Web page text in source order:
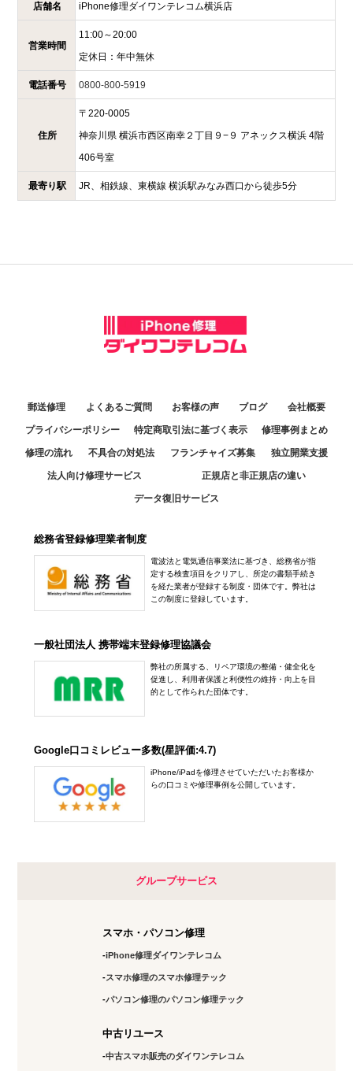
店舗名 iPhone修理ダイワンテレコム横浜店
営業時間
11:00～20:00
定休日： 年中無休
電話番号 0800-800-5919
住所
〒 220-0005
神奈川県 横浜市西区南幸２丁目９−９ アネックス横浜 4階
406号室
最寄り駅 JR、相鉄線、東横線 横浜駅みなみ西口から徒歩5分
郵送修理 よくあるご質問 お客様の声 ブログ 会社概要
プライバシーポリシー 特定商取引法に基づく表示 修理事例まとめ
修理の流れ 不具合の対処法 フランチャイズ募集 独立開業支援
法人向け修理サービス 正規店と非正規店の違い
データ復旧サービス
総務省登録修理業者制度
電波法と電気通信事業法に基づき、総務省が指
定する検査項目をクリアし、所定の書類手続き
を経た業者が登録する制度・団体です。弊社は
この制度に登録しています。
一般社団法人 携帯端末登録修理協議会
弊社の所属する、リペア環境の整備・健全化を
促進し、利用者保護と利便性の維持・向上を目
的として作られた団体です。
Google口コミレビュー多数(星評価:4.7)
iPhone/iPadを修理させていただいたお客様か
らの口コミや修理事例を公開しています。
グループサービス
スマホ・パソコン修理
iPhone修理ダイワンテレコム
スマホ修理のスマホ修理テック
パソコン修理のパソコン修理テック
中古リユース
中古スマホ販売のダイワンテレコム